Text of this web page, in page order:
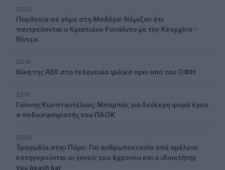
22:27
Παράνοια σε γάμο στη Μαδέρα: Νόμιζαν ότι
παντρεύονται ο Κριστιάνο Ρονάλντο με την Χεορχίνα -
Βίντεο
22:14
Nίκη της ΑΕΚ στο τελευταίο φιλικό πριν από τον ΟΦΗ
22:11
Γιάννης Κωνσταντέλιας: Μπαμπάς για δεύτερη φορά έγινε
ο ποδοσφαιριστής του ΠΑΟΚ
22:03
Τραγωδία στην Πάρο: Για ανθρωποκτονία από αμέλεια
κατηγορούνται οι γονείς του 4χρονου και ο ιδιοκτήτης
του beach bar